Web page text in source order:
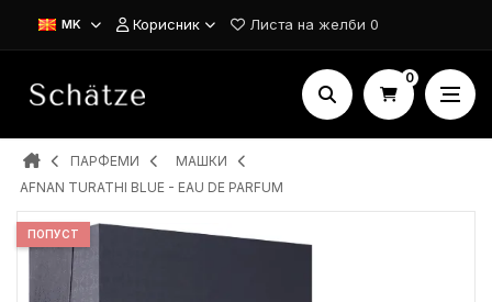
MK Корисник Листа на желби 0
0
ПАРФЕМИ
MAШКИ
AFNAN TURATHI BLUE - EAU DE PARFUM
ПОПУСТ